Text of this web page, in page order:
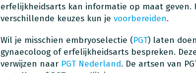
erfelijkheidsarts kan informatie op maat geven.
verschillende keuzes kun je voorbereiden.
Wil je misschien embryoselectie (PGT) laten
gynaecoloog of erfelijkheidsarts bespreken.
verwijzen naar PGT Nederland. De artsen van